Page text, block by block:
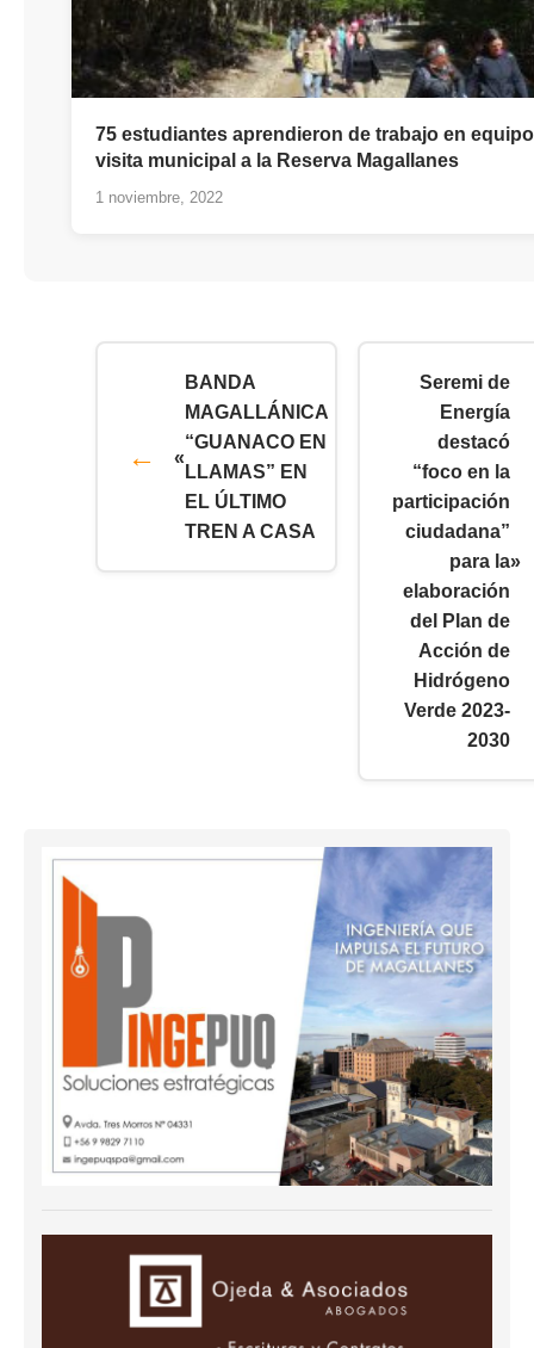
75 estudiantes aprendieron de trabajo en
visita municipal a la Reserva Magallanes
1 noviembre, 2022
«
BANDA
MAGALLÁNICA
“GUANACO EN
LLAMAS” EN
EL ÚLTIMO
TREN A CASA
Seremi de
Energía
destacó
“foco en la
participación
ciudadana”
para la
elaboración
del Plan de
Acción de
Hidrógeno
Verde 2023-
2030
»